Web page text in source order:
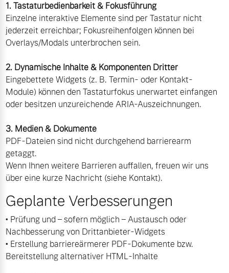
Volvo Selekt
Gebrauchtwagen
Die Neuwagenalternative
Jetzt kennenlernen
Frühjahrscheck
saisonalen Angebote.
Mehr erfahren
Finanzierung & Leasing
Versicherung
1. Tastaturbedienbarkeit & Fokusführung
Einzelne interaktive Elemente sind per Tastatur nicht
jederzeit erreichbar; Fokusreihenfolgen können bei
Overlays/Modals unterbrochen sein.
2. Dynamische Inhalte & Komponenten Dritter
Eingebettete Widgets (z. B. Termin- oder Kontakt-
Module) können den Tastaturfokus unerwartet einfangen
oder besitzen unzureichende ARIA-Auszeichnungen.
3. Medien & Dokumente
PDF-Dateien sind nicht durchgehend barrierearm
getaggt.
Wenn Ihnen weitere Barrieren auffallen, freuen wir uns
über eine kurze Nachricht (siehe Kontakt).
Geplante Verbesserungen
• Prüfung und – sofern möglich – Austausch oder
Nachbesserung von Drittanbieter-Widgets
• Erstellung barriereärmerer PDF-Dokumente bzw.
Bereitstellung alternativer HTML-Inhalte